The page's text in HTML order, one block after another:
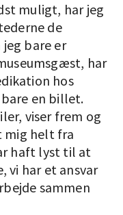
muligt, har jeg
de
bare er
har
hos
en billet.
viser frem og
mig helt fra
haft lyst til at
vi har et ansvar
sammen